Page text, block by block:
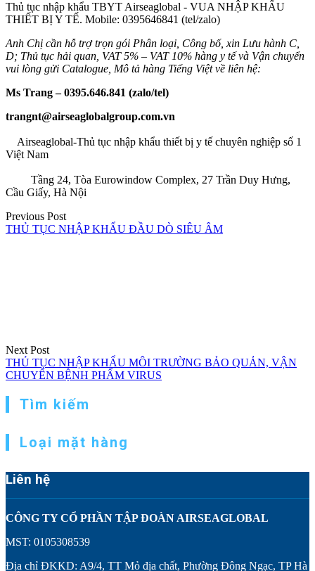
Thủ tục nhập khẩu TBYT Airseaglobal - VUA NHẬP KHẨU
THIẾT BỊ Y TẾ. Mobile: 0395646841 (tel/zalo)
Anh Chị cần hỗ trợ trọn gói Phân loại, Công bố, xin Lưu hành C,
D; Thủ tục hải quan, VAT 5% – VAT 10% hàng y tế và Vận chuyển
vui lòng gửi Catalogue, Mô tả hàng Tiếng Việt về liên hệ:
Ms Trang – 0395.646.841 (zalo/tel)
trangnt@airseaglobalgroup.com.vn
Airseaglobal-Thủ tục nhập khẩu thiết bị y tế chuyên nghiệp số 1
Việt Nam
Tầng 24, Tòa Eurowindow Complex, 27 Trần Duy Hưng,
Cầu Giấy, Hà Nội
Điều
hướng
Previous Post
THỦ TỤC NHẬP KHẨU ĐẦU DÒ SIÊU ÂM
Next Post
THỦ TỤC NHẬP KHẨU MÔI TRƯỜNG BẢO QUẢN, VẬN
CHUYỂN BỆNH PHẨM VIRUS
Tìm kiếm
Loại mặt hàng
Liên hệ
CÔNG TY CỔ PHẦN TẬP ĐOÀN AIRSEAGLOBAL
MST: 0105308539
Địa chỉ ĐKKD: A9/4, TT Mỏ địa chất, Phường Đông Ngạc, TP Hà